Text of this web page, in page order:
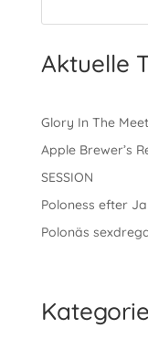
Aktuelle
Glory In The
Apple Brewer’s
SESSION
Poloness efter
Polonäs